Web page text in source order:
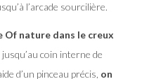
l’arcade sourcilière.
Of nature dans le creux
coin interne de
d’un pinceau précis, on